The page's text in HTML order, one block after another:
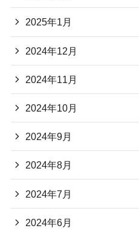
2025年1月
2024年12月
2024年11月
2024年10月
2024年9月
2024年8月
2024年7月
2024年6月